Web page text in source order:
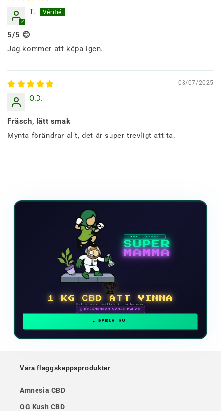
T.
5/5 😊
Jag kommer att köpa igen.
08/07/2025
O.D.
Fräsch, lätt smak
Mynta förändrar allt, det är super trevligt att ta.
NYTT TV-SPEL
SUPER
MAMMA
🏆
1 KG CBD ATT VINNA
Delta och klättra i rankingen
🗓 BELÖNINGAR VARJE MÅNAD
SPELA NU
Våra flaggskeppsprodukter
Amnesia CBD
OG Kush CBD